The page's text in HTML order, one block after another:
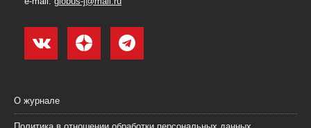
О журнале